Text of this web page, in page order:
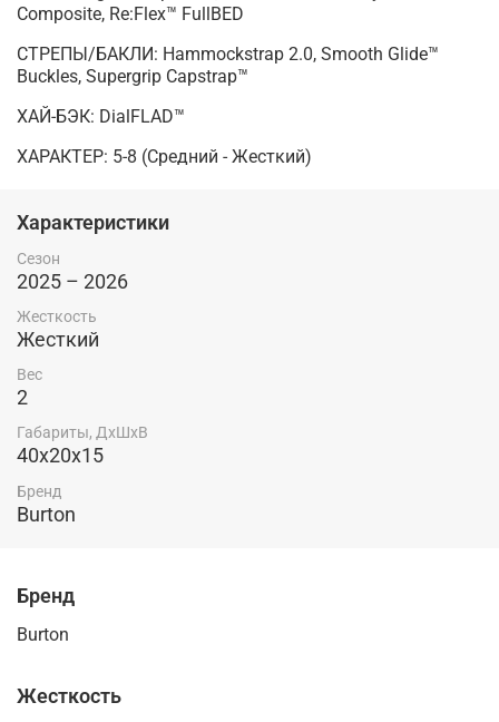
Composite, Re:Flex™ FullBED
СТРЕПЫ/БАКЛИ: Hammockstrap 2.0, Smooth Glide™
Buckles, Supergrip Capstrap™
ХАЙ-БЭК: DialFLAD™
ХАРАКТЕР: 5-8 (Средний - Жесткий)
Характеристики
Сезон
2025 – 2026
Жесткость
Жесткий
Вес
2
Габариты, ДхШхВ
40x20x15
Бренд
Burton
Бренд
Burton
Жесткость